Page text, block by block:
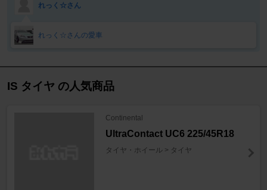
れっく☆さん
れっく☆さんの愛車
IS タイヤ の人気商品
Continental
UltraContact UC6 225/45R18
タイヤ・ホイール > タイヤ